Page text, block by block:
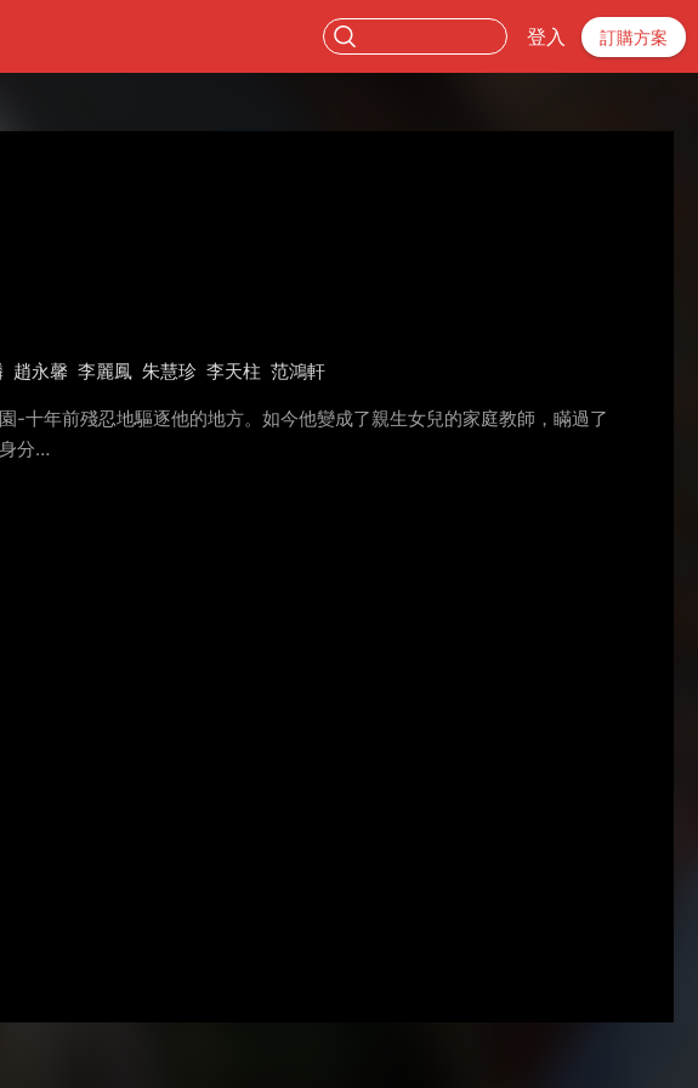
登入 訂購方案
趙永馨 李麗鳳 朱慧珍 李天柱 范鴻軒
十年前殘忍地驅逐他的地方。如今他變成了親生女兒的家庭教師，瞞過了
分…